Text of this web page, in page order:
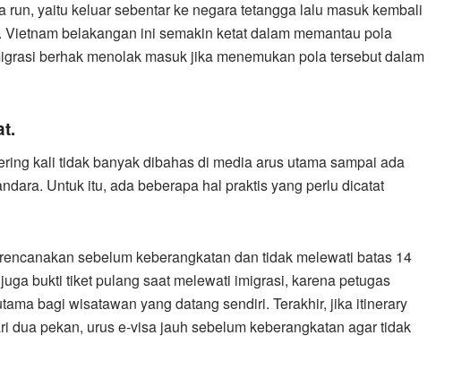
yaitu keluar sebentar ke negara tetangga lalu masuk kembali
belakangan ini semakin ketat dalam memantau pola
berhak menolak masuk jika menemukan pola tersebut dalam
kali tidak banyak dibahas di media arus utama sampai ada
Untuk itu, ada beberapa hal praktis yang perlu dicatat
sebelum keberangkatan dan tidak melewati batas 14
bukti tiket pulang saat melewati imigrasi, karena petugas
bagi wisatawan yang datang sendiri. Terakhir, jika itinerary
dua pekan, urus e-visa jauh sebelum keberangkatan agar tidak